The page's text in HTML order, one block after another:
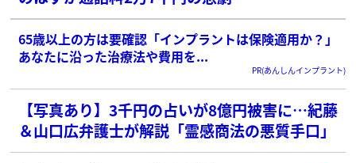
65歳以上の方は要確認「インプラントは保険適用か？」
あなたに沿った治療法や費用を...
PR(あんしんインプラント)
【写真あり】3千円の占いが8億円被害に…紀藤
＆山口広弁護士が解説「霊感商法の悪質手口」